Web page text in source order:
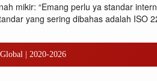
mikir: “Emang perlu ya standar
yang sering dibahas adalah ISO
| 2020-2026